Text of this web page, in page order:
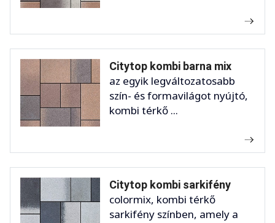
Citytop kombi barna mix
az egyik legváltozatosabb
szín- és formavilágot nyújtó,
kombi térkő ...
Citytop kombi sarkifény
colormix, kombi térkő
sarkifény színben, amely a